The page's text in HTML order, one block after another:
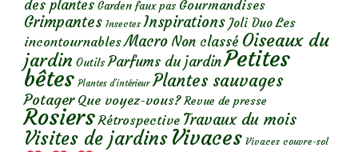
des plantes Garden faux pas Gourmandises
Grimpantes Insectes Inspirations Joli Duo Les
incontournables Macro Non classé Oiseaux du
jardin Outils Parfums du jardinPetites
bêtes Plantes d’intérieur Plantes sauvages
Potager Que voyez-vous? Revue de presse
Rosiers Rétrospective Travaux du mois
Visites de jardins Vivaces Vivaces couvre-sol